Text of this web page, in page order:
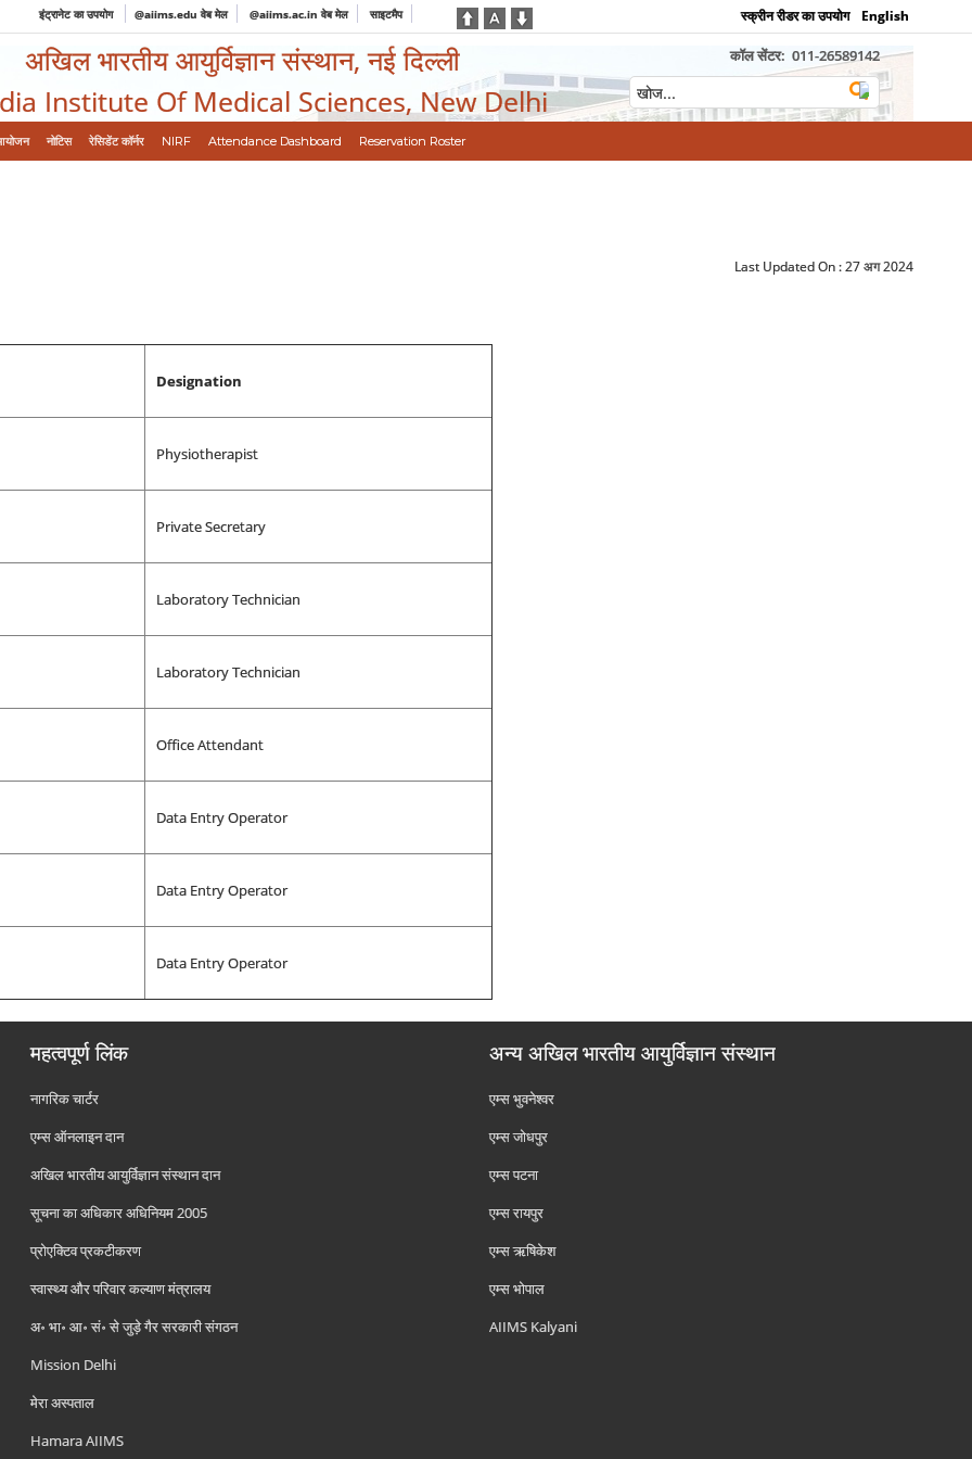
इंट्रानेट का उपयोग @aiims.edu वेब मेल @aiims.ac.in वेब मेल साइटमैप स्क्रीन रीडर का उपयोग English
अखिल भारतीय आयुर्विज्ञान संस्थान, नई दिल्ली
Institute Of Medical Sciences, New Delhi
कॉल सेंटर: 011-26589142
नोटिस रेसिडेंट कॉर्नर NIRF Attendance Dashboard Reservation Roster
Last Updated On :27 अग 2024
Designation
Physiotherapist
PrivateSecretary
Laboratory Technician
Laboratory Technician
Office Attendant
Data Entry Operator
Data Entry Operator
Data Entry Operator
महत्वपूर्ण लिंक
नागरिक चार्टर
एम्स ऑनलाइन दान
अखिल भारतीय आयुर्विज्ञान संस्थान दान
सूचना का अधिकार अधिनियम 2005
प्रोएक्टिव प्रकटीकरण
स्वास्थ्य और परिवार कल्याण मंत्रालय
अ॰ भा॰ आ॰ सं॰ से जुड़े गैर सरकारी संगठन
Mission Delhi
मेरा अस्पताल
Hamara AIIMS
अन्य अखिल भारतीय आयुर्विज्ञान संस्थान
एम्‍स भुवनेश्वर
एम्‍स जोधपुर
एम्‍स पटना
एम्‍स रायपुर
एम्‍स ऋषिकेश
एम्‍स भोपाल
AIIMS Kalyani